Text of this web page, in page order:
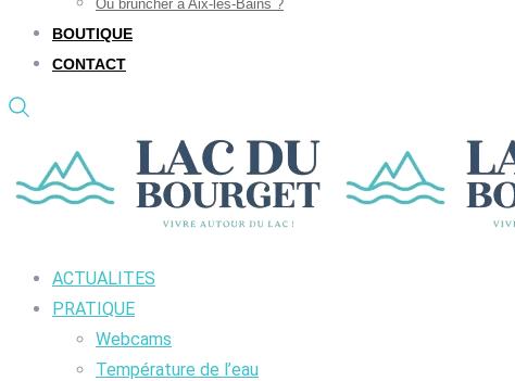
Où bruncher à Aix-les-Bains ?
BOUTIQUE
CONTACT
ACTUALITES
PRATIQUE
Webcams
Température de l’eau